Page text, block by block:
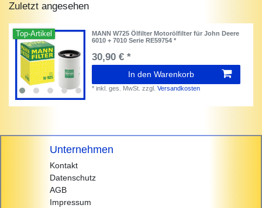
Zuletzt angesehen
Top-Artikel
MANN W725 Ölfilter Motorölfilter für John Deere
6010 + 7010 Serie RE59754 *
30,90 € *
In den Warenkorb
*inkl. ges. MwSt. zzgl.Versandkosten
Unternehmen
Kontakt
Datenschutz
AGB
Impressum